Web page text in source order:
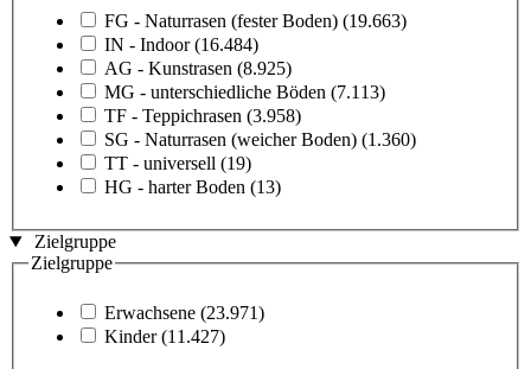
FG - Naturrasen (fester Boden) (19.663)
IN - Indoor (16.484)
AG - Kunstrasen (8.925)
MG - unterschiedliche Böden (7.113)
TF - Teppichrasen (3.958)
SG - Naturrasen (weicher Boden) (1.360)
TT - universell (19)
HG - harter Boden (13)
Zielgruppe
Zielgruppe
Erwachsene (23.971)
Kinder (11.427)